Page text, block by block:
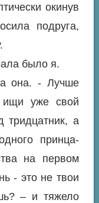
окинув
подруга,
было я.
она. - Лучше
уже свой
тридцатник, а
принца-
на первом
- это не твои
– и тяжело